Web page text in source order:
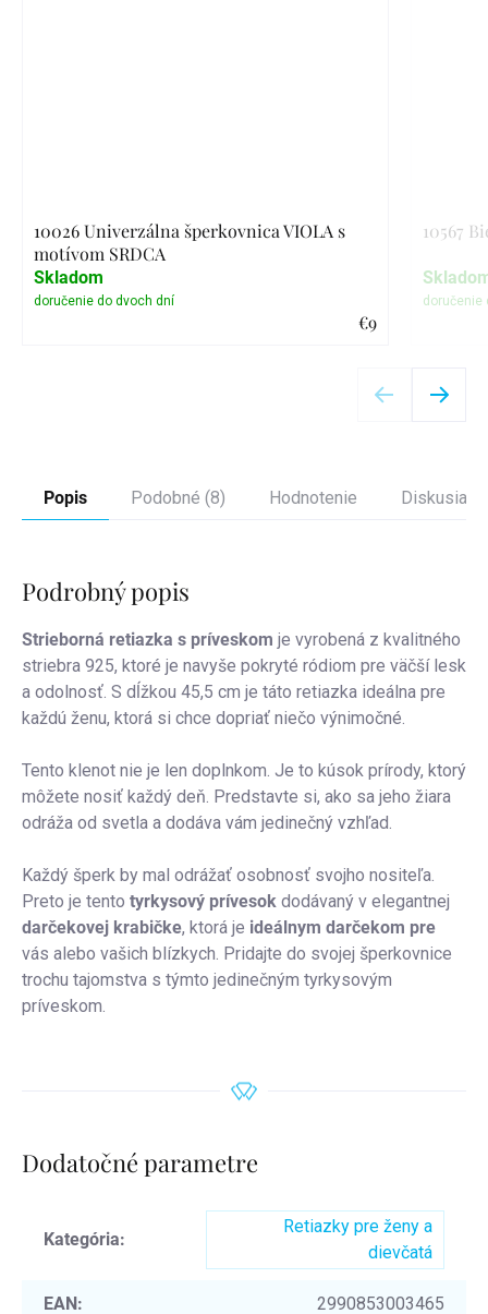
10026 Univerzálna šperkovnica VIOLA s
motívom SRDCA
€9
Skladom
10567
Popis Podobné (8) Hodnotenie Diskusia
Podrobný popis
Strieborná retiazka s príveskom je vyrobená z kvalitného
striebra 925, ktoré je navyše pokryté ródiom pre väčší lesk
a odolnosť. S dĺžkou 45,5 cm je táto retiazka ideálna pre
každú ženu, ktorá si chce dopriať niečo výnimočné.
Tento klenot nie je len doplnkom. Je to kúsok prírody, ktorý
môžete nosiť každý deň. Predstavte si, ako sa jeho žiara
odráža od svetla a dodáva vám jedinečný vzhľad.
Každý šperk by mal odrážať osobnosť svojho nositeľa.
Preto je tento tyrkysový prívesok dodávaný v elegantnej
darčekovej krabičke, ktorá je ideálnym darčekom pre
vás alebo vašich blízkych. Pridajte do svojej šperkovnice
trochu tajomstva s týmto jedinečným tyrkysovým
príveskom.
Dodatočné parametre
Kategória:
Retiazky pre ženy a
dievčatá
EAN: 2990853003465